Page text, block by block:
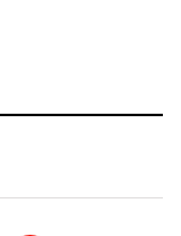
Samsung